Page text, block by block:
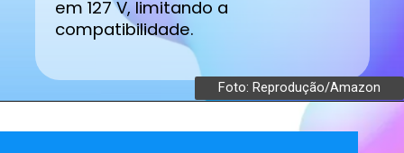
em 127 V, limitando a
compatibilidade.
Foto: Reprodução/Amazon